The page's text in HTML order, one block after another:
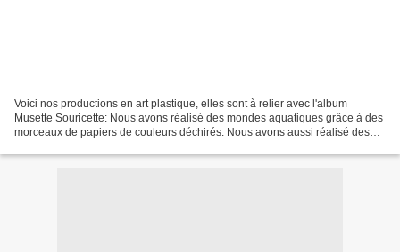
Voici nos productions en art plastique, elles sont à relier avec l'album
Musette Souricette: Nous avons réalisé des mondes aquatiques grâce à des
morceaux de papiers de couleurs déchirés: Nous avons aussi réalisé des